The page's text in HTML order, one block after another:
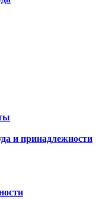
и принадлежности